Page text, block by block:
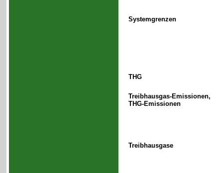
Systemgrenzen
THG
Treibhausgas-Emissionen,
THG-Emissionen
Treibhausgase